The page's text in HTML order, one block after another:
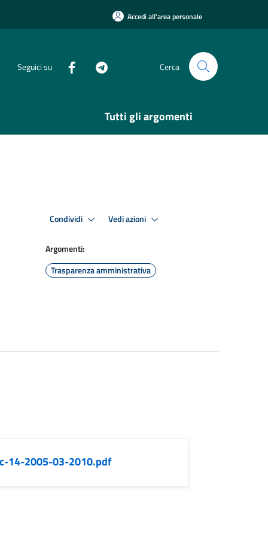
Accedi all'area personale
Seguici su Cerca
Tutti gli argomenti
Condividi Vedi azioni
Argomenti:
Trasparenza amministrativa
14-2005-03-2010.pdf